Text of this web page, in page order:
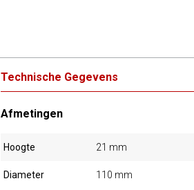
Technische Gegevens
Afmetingen
Hoogte 21 mm
Diameter 110 mm